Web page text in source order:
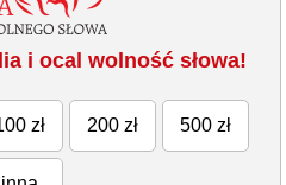
i ocal wolność słowa!
zł 200 zł 500 zł